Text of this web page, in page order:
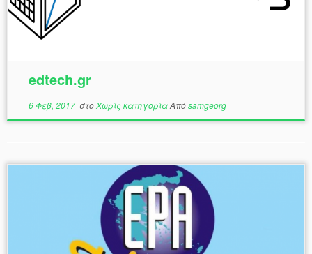
edtech.gr
6 Φεβ, 2017στοΧωρίς κατηγορίαΑπόsamgeorg